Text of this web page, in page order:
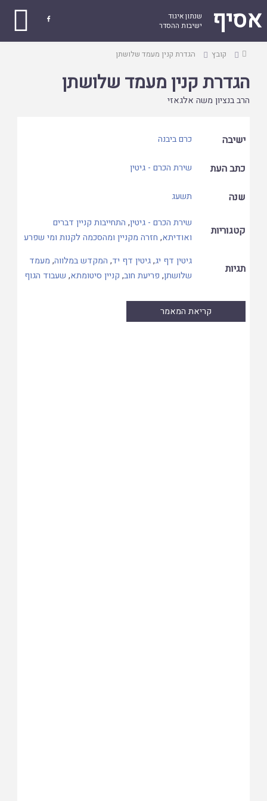
אסיף
שנתון איגוד
ישיבות ההסדר

עמודקובץ הגדרת קנין מעמד שלושתן
הגדרת קנין מעמד שלושתן
הרב בנציון משה אלגאזי
ישיבה כרם ביבנה
כתב העת שירת הכרם - גיטין
שנה תשעג
קטגוריות
שירת הכרם - גיטין, התחייבות קניין דברים
ואודיתא, חזרה מקניין ומהסכמה לקנות ומי שפרע
תגיות
גיטין דף יג,גיטין דף יד, המקדש במלווה, מעמד
שלושתן, פריעת חוב, קניין סיטומתא, שעבוד הגוף
קריאת המאמר